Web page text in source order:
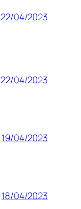
22/04/2023
22/04/2023
19/04/2023
18/04/2023